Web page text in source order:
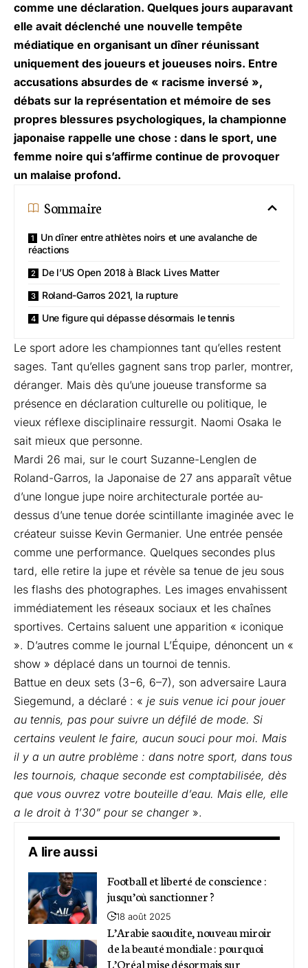
comme une déclaration. Quelques jours auparavant
elle avait déclenché une nouvelle tempête
médiatique en organisant un dîner réunissant
uniquement des joueurs et joueuses noirs. Entre
accusations absurdes de « racisme inversé »,
débats sur la représentation et mémoire de ses
propres blessures psychologiques, la championne
japonaise rappelle une chose : dans le sport, une
femme noire qui s’affirme continue de provoquer
un malaise profond.
Sommaire
Un dîner entre athlètes noirs et une avalanche de
réactions
De l’US Open 2018 à Black Lives Matter
Roland-Garros 2021, la rupture
Une figure qui dépasse désormais le tennis
Le sport adore les championnes tant qu’elles restent
sages. Tant qu’elles gagnent sans trop parler, montrer,
déranger. Mais dès qu’une joueuse transforme sa
présence en déclaration culturelle ou politique, le
vieux réflexe disciplinaire ressurgit. Naomi Osaka le
sait mieux que personne.
Mardi 26 mai, sur le court Suzanne-Lenglen de
Roland-Garros, la Japonaise de 27 ans apparaît vêtue
d’une longue jupe noire architecturale portée au-
dessus d’une tenue dorée scintillante imaginée avec le
créateur suisse Kevin Germanier. Une entrée pensée
comme une performance. Quelques secondes plus
tard, elle retire la jupe et révèle sa tenue de jeu sous
les flashs des photographes. Les images envahissent
immédiatement les réseaux sociaux et les chaînes
sportives. Certains saluent une apparition « iconique
». D’autres comme le journal L’Équipe, dénoncent un «
show » déplacé dans un tournoi de tennis.
Battue en deux sets (3−6, 6–7), son adversaire Laura
Siegemund, a déclaré : « je suis venue ici pour jouer
au tennis, pas pour suivre un défilé de mode. Si
certains veulent le faire, aucun souci pour moi. Mais
il y a un autre problème : dans notre sport, dans tous
les tournois, chaque seconde est comptabilisée, dès
que vous ouvrez votre bouteille d’eau. Mais elle, elle
a le droit à 1’30” pour se changer ».
A lire aussi
Football et liberté de conscience :
jusqu’où sanctionner ?
18 août 2025
L’Arabie saoudite, nouveau miroir
de la beauté mondiale : pourquoi
L’Oréal mise désormais sur